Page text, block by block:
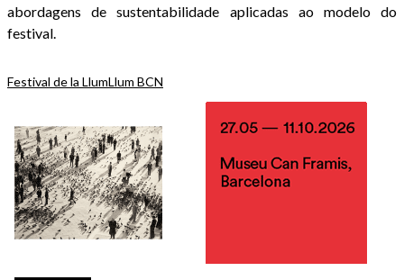
abordagens de sustentabilidade aplicadas ao modelo do
festival.
Festival de la LlumLlum BCN